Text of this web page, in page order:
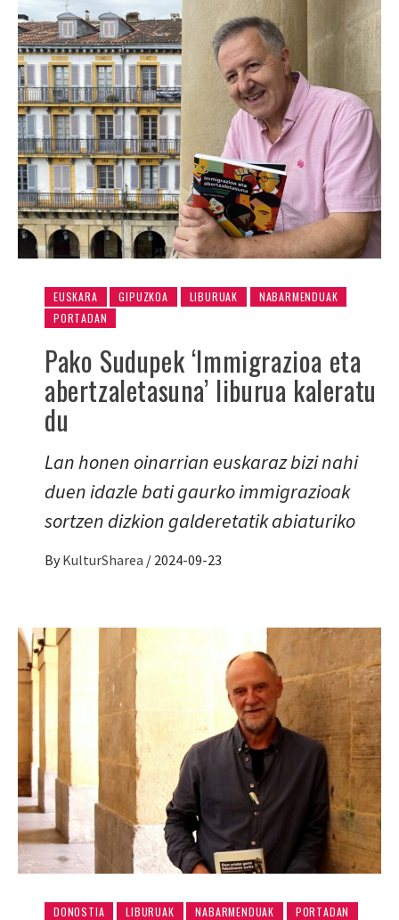
EUSKARA GIPUZKOA LIBURUAK
NABARMENDUAK
PORTADAN
Pako Sudupek ‘Immigrazioa eta
abertzaletasuna’ liburua kaleratu
du
Lan honen oinarrian euskaraz bizi nahi
duen idazle bati gaurko immigrazioak
sortzen dizkion galderetatik abiaturiko
By KulturSharea / 2024-09-23
DONOSTIA LIBURUAK NABARMENDUAK PORTADAN